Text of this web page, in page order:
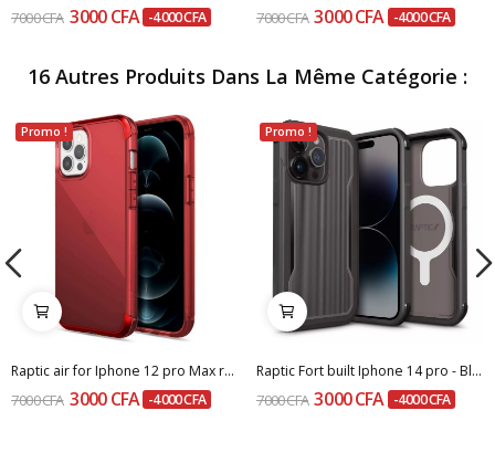
7 000 CFA 3 000 CFA -4 000 CFA 7 000 CFA 3 000 CFA -4 000 CFA
16 Autres Produits Dans La Même Catégorie :
Promo !
Raptic air for Iphone 12 pro Max red
7 000 CFA 3 000 CFA -4 000 CFA
Promo !
Raptic Fort built Iphone 14 pro - Black
7 000 CFA 3 000 CFA -4 000 CFA